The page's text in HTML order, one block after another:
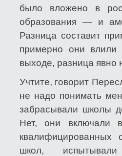
было вложено в
образования — и
Разница составит
примерно они влили
выходе, разница явно
Учтите, говорит
не надо понимать
забрасывали школы
Нет, они включали
квалифицированных
школ,